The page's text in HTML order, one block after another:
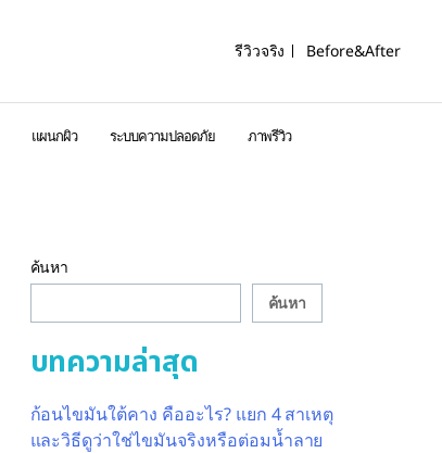
รีวิวจริง Before&After
แผนกผิว ระบบความปลอดภัย ภาพรีวิว
ค้นหา
ค้นหา
บทความล่าสุด
ก้อนไขมันใต้คาง คืออะไร? แยก 4 สาเหตุ
และวิธีดูว่าใช่ไขมันจริงหรือต่อมน้ำลาย